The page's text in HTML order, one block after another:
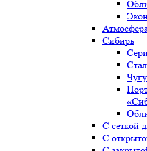
Сибирь
С сеткой
С